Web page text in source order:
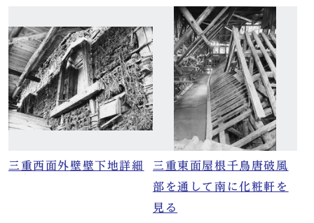
三重西面外壁壁下地詳細
三重東面屋根千鳥唐破風
部を通して南に化粧軒を
見る